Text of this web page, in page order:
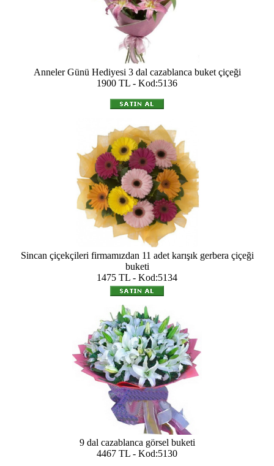
Anneler Günü Hediyesi 3 dal cazablanca buket çiçeği
1900 TL - Kod:5136
Sincan çiçekçileri firmamızdan 11 adet karışık gerbera çiçeği
buketi
1475 TL - Kod:5134
9 dal cazablanca görsel buketi
4467 TL - Kod:5130